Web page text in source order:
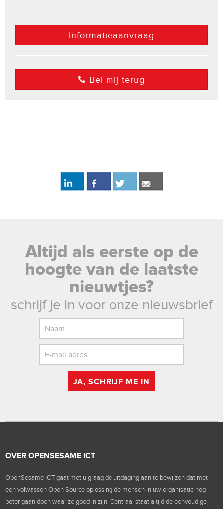
Informatieaanvraag
Bel mij terug
Altijd als eerste op de
hoogte van de laatste
nieuwtjes?
schrijf je in voor onze nieuwsbrief
JA, SCHRIJF ME IN
OVER OPENSESAME ICT
OpenSesame ICT gaat met u graag de uitdaging aan te bewijzen dat met
een volwassen Open Source oplossing de mensen in uw organisatie nog
beter gaan doen waar ze goed in zijn. Centraal staat altijd de eenvoudige